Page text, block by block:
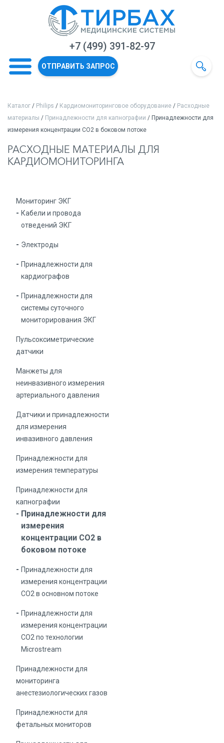
+7 (499) 391-82-97
ОТПРАВИТЬ ЗАПРОС
Каталог / Philips / Кардиомониторинговое оборудование / Расходные
материалы / Принадлежности для капнографии / Принадлежности для
измерения концентрации СО2 в боковом потоке
РАСХОДНЫЕ МАТЕРИАЛЫ ДЛЯ
КАРДИОМОНИТОРИНГА
Мониторинг ЭКГ
Кабели и провода
отведений ЭКГ
Электроды
Принадлежности для
кардиографов
Принадлежности для
системы суточного
мониторирования ЭКГ
Пульсоксиметрические
датчики
Манжеты для
неинвазивного измерения
артериального давления
Датчики и принадлежности
для измерения
инвазивного давления
Принадлежности для
измерения температуры
Принадлежности для
капнографии
Принадлежности для
измерения
концентрации СО2 в
боковом потоке
Принадлежности для
измерения концентрации
СО2 в основном потоке
Принадлежности для
измерения концентрации
СО2 по технологии
Microstream
Принадлежности для
мониторинга
анестезиологических газов
Принадлежности для
фетальных мониторов